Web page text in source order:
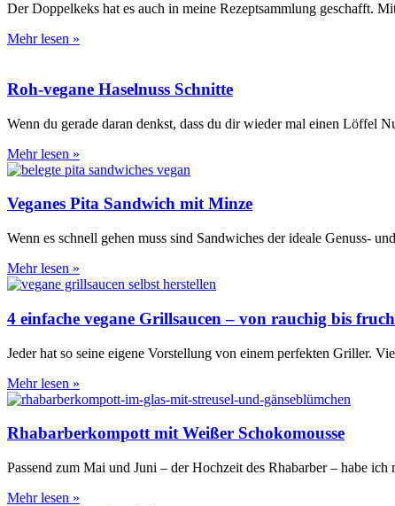
Der Doppelkeks hat es auch in meine Rezeptsammlung geschafft.
Mehr lesen »
Roh-vegane Haselnuss Schnitte
Wenn du gerade daran denkst, dass du dir wieder mal einen Löffel
Mehr lesen »
Veganes Pita Sandwich mit Minze
Wenn es schnell gehen muss sind Sandwiches der ideale Genuss-
Mehr lesen »
4 einfache vegane Grillsaucen – von rauchig bis
Jeder hat so seine eigene Vorstellung von einem perfekten Griller.
Mehr lesen »
Rhabarberkompott mit Weißer Schokomousse
Passend zum Mai und Juni – der Hochzeit des Rhabarber – habe
Mehr lesen »